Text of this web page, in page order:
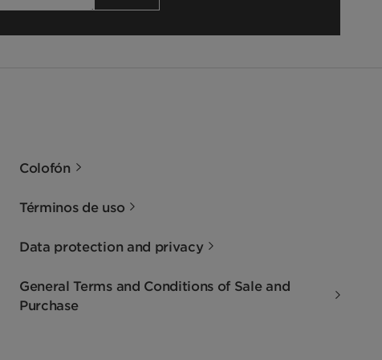
Colofón
Términos de uso
Data protection and privacy
General Terms and Conditions of Sale and
Purchase